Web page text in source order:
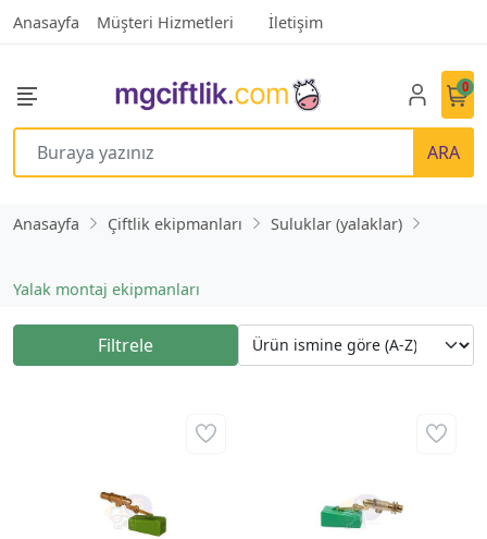
Anasayfa Müşteri Hizmetleri İletişim
ARA
0
Anasayfa Çiftlik ekipmanları Suluklar (yalaklar)
Yalak montaj ekipmanları
Filtrele